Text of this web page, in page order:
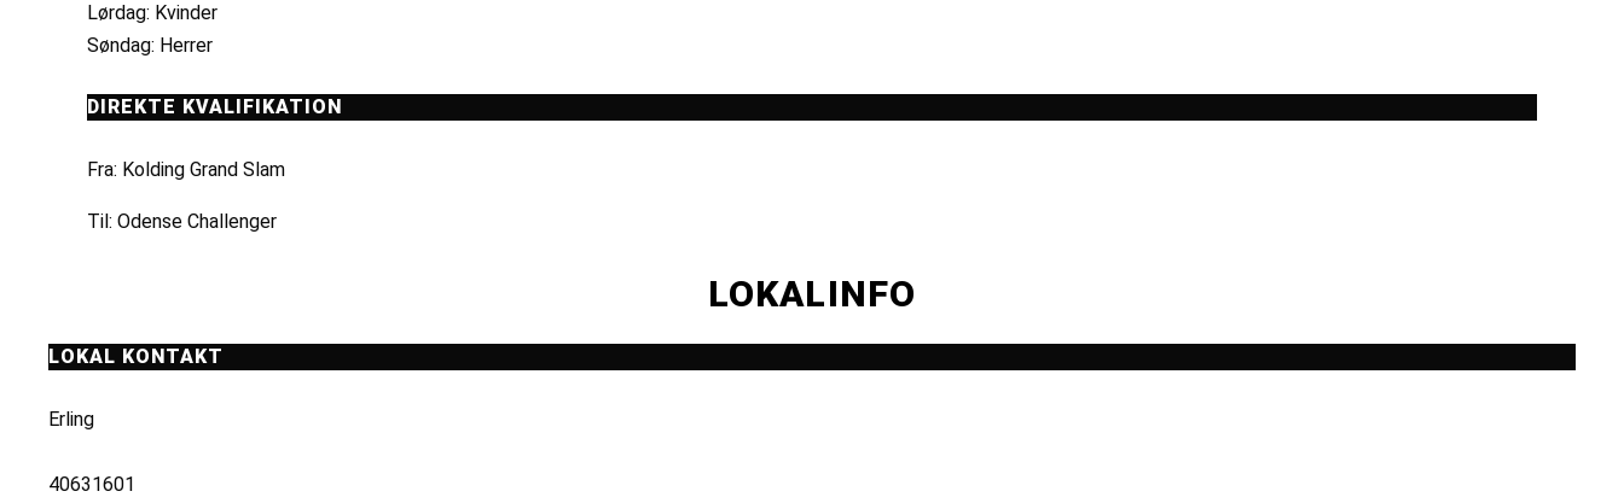
Lørdag: Kvinder
Søndag: Herrer
DIREKTE KVALIFIKATION
Fra: Kolding Grand Slam
Til: Odense Challenger
LOKALINFO
LOKAL KONTAKT
Erling
40631601